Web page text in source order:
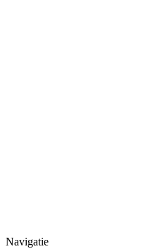
Navigatie